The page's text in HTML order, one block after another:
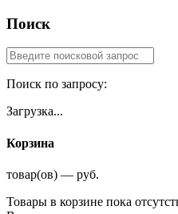
Поиск
Поиск по запросу:
Загрузка...
Корзина
товар(ов) — руб.
Товары в корзине пока